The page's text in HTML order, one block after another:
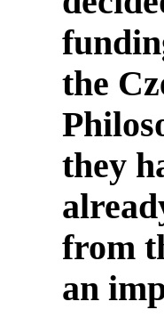
the
they
from
an